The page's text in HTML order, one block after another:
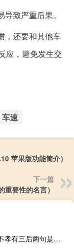
致严重后果。
，还要和其他车
应，避免发生交
车速
苹果版功能简介）
下一篇
要性的名言）
无后为大不孝有三后两句是什么（不孝有三 无后为大 那么第二第三是什么呢）